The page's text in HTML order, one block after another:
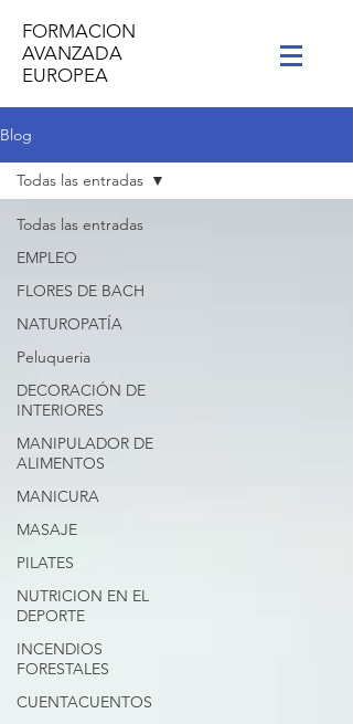
FORMACION
AVANZADA
EUROPEA
Blog
Todas las entradas
EMPLEO
FLORES DE BACH
NATUROPATÍA
Peluqueria
DECORACIÓN DE
INTERIORES
MANIPULADOR DE
ALIMENTOS
MANICURA
MASAJE
PILATES
NUTRICION EN EL
DEPORTE
INCENDIOS
FORESTALES
CUENTACUENTOS
Todas las entradas